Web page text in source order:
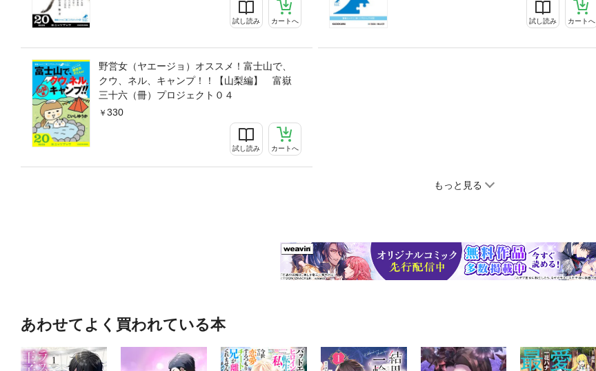
試し読み カートへ 試し読み カートへ
野営女（ヤエージョ）オススメ！富士山で、
クウ、ネル、キャンプ！！【山梨編】 富嶽
三十六（冊）プロジェクト０４
330
試し読み カートへ
もっと見る
あわせてよく買われている本